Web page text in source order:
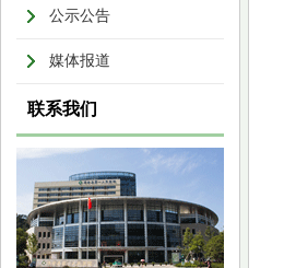
公示公告
媒体报道
联系我们